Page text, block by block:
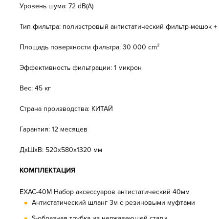
Уровень шума: 72 dB(A)
Тип фильтра: полиэстровый антистатический фильтр-мешок
Площадь поверхности фильтра: 30 000 cm²
Эффективность фильтрации: 1 микрон
Вес: 45 кг
Страна производства: КИТАЙ
Гарантия: 12 месяцев
ДxШxВ: 520x580x1320 мм
КОМПЛЕКТАЦИЯ
EXAC-40M Набор аксессуаров антистатический 40мм
Антистатический шланг 3м с резиновыми муфтами